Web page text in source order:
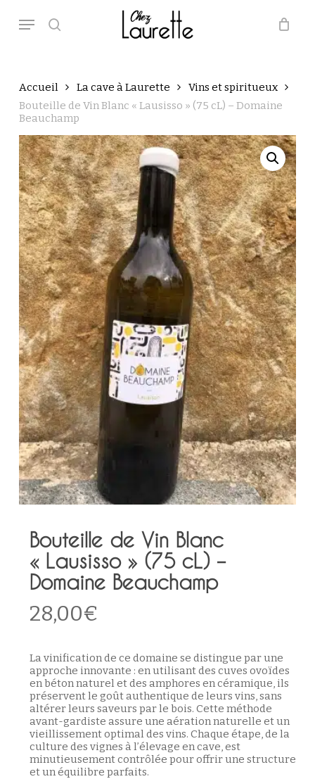
main
search
Menu
Panier Close
Accueil La cave à Laurette
Vins et spiritueux
Bouteille de Vin Blanc « Lausisso » (75 cL) – Domaine
Beauchamp
Bouteille de Vin Blanc
« Lausisso » (75 cL) –
Domaine Beauchamp
28,00€
La vinification de ce domaine se distingue par une
approche innovante : en utilisant des cuves ovoïdes
en béton naturel et des amphores en céramique, ils
préservent le goût authentique de leurs vins, sans
altérer leurs saveurs par le bois. Cette méthode
avant-gardiste assure une aération naturelle et un
vieillissement optimal des vins. Chaque étape, de la
culture des vignes à l’élevage en cave, est
minutieusement contrôlée pour offrir une structure
et un équilibre parfaits.